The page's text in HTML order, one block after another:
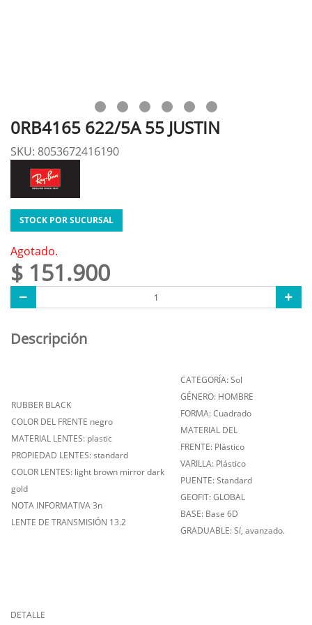
0RB4165 622/5A 55 JUSTIN
SKU: 8053672416190
STOCK POR SUCURSAL
Agotado.
$ 151.900
Descripción
RUBBER BLACK
COLOR DEL FRENTE negro
MATERIAL LENTES: plastic
PROPIEDAD LENTES: standard
COLOR LENTES: light brown mirror dark
gold
NOTA INFORMATIVA 3n
LENTE DE TRANSMISIÓN 13.2
CATEGORÍA: Sol
GÉNERO: HOMBRE
FORMA: Cuadrado
MATERIAL DEL
FRENTE: Plástico
VARILLA: Plástico
PUENTE: Standard
GEOFIT: GLOBAL
BASE: Base 6D
GRADUABLE: Sí, avanzado.
DETALLE